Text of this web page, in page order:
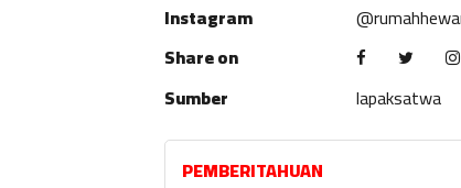
Instagram
Share on
Sumber
lapaksatwa
PEMBERITAHUAN